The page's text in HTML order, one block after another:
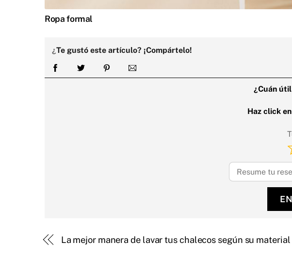
Ropa formal
¿Te gustó este artículo? ¡Compártelo!
¿Cuán
Haz click
La mejor manera de lavar tus chalecos según su material